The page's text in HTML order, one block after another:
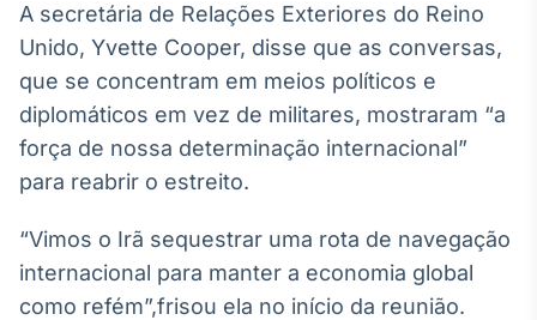
Broadcast
Datafeed
APIs para
integração de
conteúdos e
dados
Ticker
Cotações e
notícias
A secretária de Relações Exteriores do Reino
Unido, Yvette Cooper, disse que as conversas,
que se concentram em meios políticos e
diplomáticos em vez de militares, mostraram “a
força de nossa determinação internacional”
para reabrir o estreito.
“Vimos o Irã sequestrar uma rota de navegação
internacional para manter a economia global
como refém”,frisou ela no início da reunião.